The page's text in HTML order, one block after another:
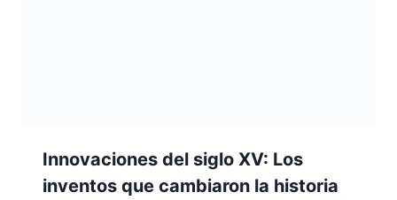
Innovaciones del siglo XV: Los
inventos que cambiaron la historia